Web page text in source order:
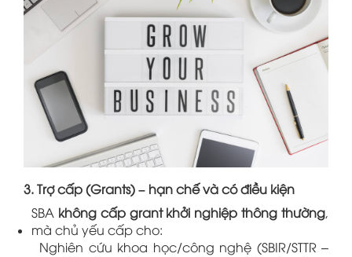
3. Trợ cấp (Grants) – hạn chế và có điều kiện
SBA không cấp grant khởi nghiệp thông thường,
mà chủ yếu cấp cho:
Nghiên cứu khoa học/công nghệ (SBIR/STTR –